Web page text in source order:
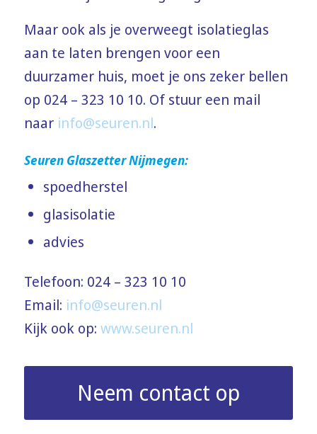
Maar ook als je overweegt isolatieglas
aan te laten brengen voor een
duurzamer huis, moet je ons zeker bellen
op 024 – 323 10 10. Of stuur een mail
naar info@seuren.nl.
Seuren Glaszetter Nijmegen:
spoedherstel
glasisolatie
advies
Telefoon: 024 – 323 10 10
Email: info@seuren.nl
Kijk ook op: www.seuren.nl
Neem contact op